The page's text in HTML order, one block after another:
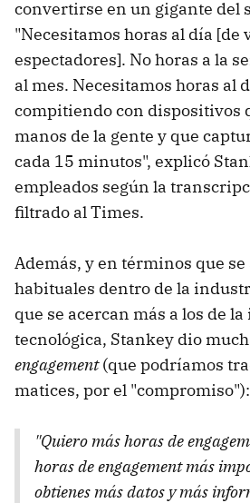
convertirse en un gigante del
"Necesitamos horas al día [de
espectadores]. No horas a la
al mes. Necesitamos horas al
compitiendo con dispositivos
manos de la gente y que
cada 15 minutos", explicó
empleados según la
filtrado al Times.
Además, y en términos que se
habituales dentro de la
que se acercan más a los de
tecnológica, Stankey dio
engagement(que podríamos
matices, por el "compromiso"):
"Quiero más horas de
horas de engagement más
obtienes más datos y más